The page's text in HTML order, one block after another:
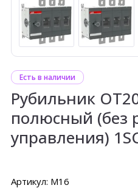
Есть в наличии
Рубильник
полюсный (без
управления)
Артикул: М16